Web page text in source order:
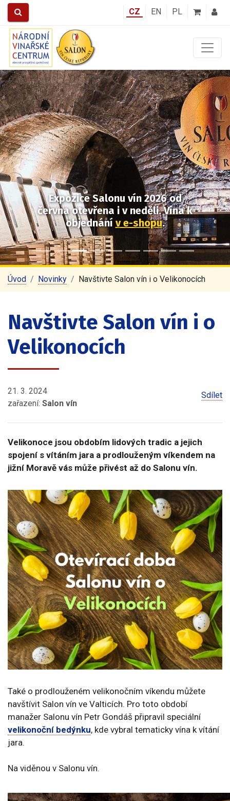
CZ EN PL
Expozice Salonu vín 2026od
června otevřena i v neděli.Vína k
objednání v e-shopu.
Předchozí Další
Úvod Novinky Navštivte Salon vín i o Velikonocích
Navštivte Salon vín i o
Velikonocích
21. 3. 2024
zařazení: Salon vín
Sdílet
Velikonoce jsou obdobím lidových tradic a jejich
spojení s vítáním jara a prodlouženým víkendem na
jižní Moravě vás může přivést až do Salonu vín.
Také o prodlouženém velikonočním víkendu můžete
navštívit Salon vín ve Valticích. Pro toto období
manažer Salonu vín Petr Gondáš připravil speciální
velikonoční bedýnku, kde vybral tematicky vína k vítání
jara.
Na viděnou v Salonu vín.